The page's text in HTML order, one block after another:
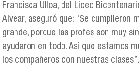
Francisca Ulloa, del Liceo
Alvear, aseguró que: “Se cumplieron
grande, porque las profes son muy
ayudaron en todo. Así que estamos
los compañeros con nuestras clases”.